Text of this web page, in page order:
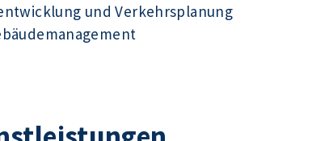
und Verkehrsplanung